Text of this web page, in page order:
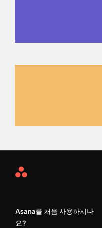
Asana
Asana를 처음 사용하시나
요?